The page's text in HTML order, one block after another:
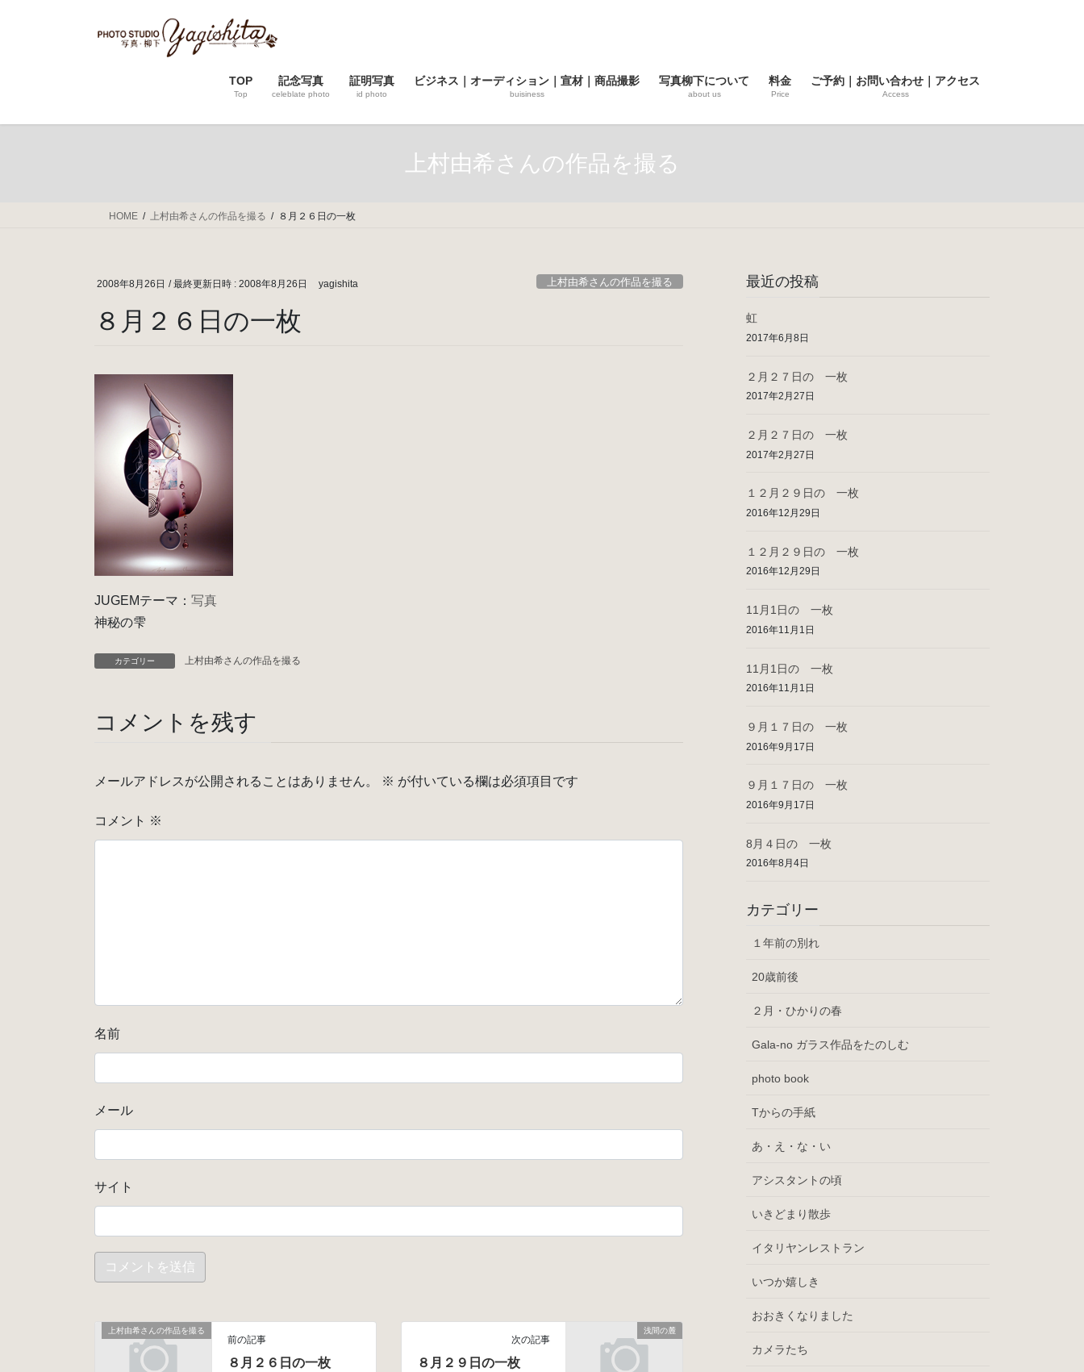
ス
ン
TOP
Top
記念写真
celeblate photo
証明写真
id photo
ビジネス｜オーディション｜宣材｜商品撮影
buisiness
写真柳下について
about us
料金
Price
ご予約｜お問い合わせ｜アクセス
Access
上村由希さんの作品を撮る
HOME 上村由希さんの作品を撮る ８月２６日の一枚
2008年8月26日 / 最終更新日時 : 2008年8月26日 yagishita 上村由希さんの作品を撮る
８月２６日の一枚
JUGEMテーマ： 写真
神秘の雫
カテゴリー 上村由希さんの作品を撮る
コメントを残す
メールアドレスが公開されることはありません。 ※ が付いている欄は必須項目です
コメント ※
名前
メール
サイト
上村由希さんの作品を撮る
前の記事
８月２６日の一枚
浅間の麓
次の記事
８月２９日の一枚
最近の投稿
虹
2017年6月8日
２月２７日の 一枚
2017年2月27日
２月２７日の 一枚
2017年2月27日
１２月２９日の 一枚
2016年12月29日
１２月２９日の 一枚
2016年12月29日
11月1日の 一枚
2016年11月1日
11月1日の 一枚
2016年11月1日
９月１７日の 一枚
2016年9月17日
９月１７日の 一枚
2016年9月17日
8月４日の 一枚
2016年8月4日
カテゴリー
１年前の別れ
20歳前後
２月・ひかりの春
Gala-no ガラス作品をたのしむ
photo book
Tからの手紙
あ・え・な・い
アシスタントの頃
いきどまり散歩
イタリヤンレストラン
いつか嬉しき
おおきくなりました
カメラたち